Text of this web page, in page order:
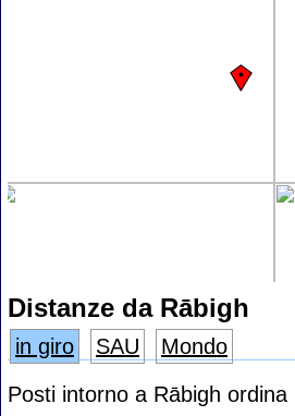
Distanze da Rābigh
in giro SAU
Mondo
Posti intorno a Rābigh